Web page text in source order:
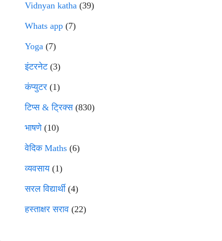
Vidnyan katha (39)
Whats app (7)
Yoga (7)
इंटरनेट(3)
कंप्युटर (1)
टिप्स & ट्रिक्स(830)
भाषणे(10)
वेदिक Maths (6)
व्यवसाय(1)
सरल विद्यार्थी(4)
हस्ताक्षर सराव (22)